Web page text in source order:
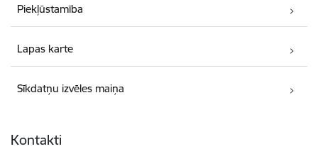
Piekļūstamība
Lapas karte
Sīkdatņu izvēles maiņa
Kontakti